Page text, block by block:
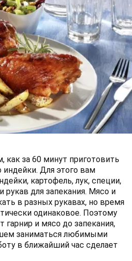
за 60 минут приготовить
Для этого вам
картофель, лук, специи,
рукав для запекания. Мясо и
в разных рукавах, но время
одинаковое. Поэтому
гарнир и мясо до запекания,
заниматься любимыми
в ближайший час сделает